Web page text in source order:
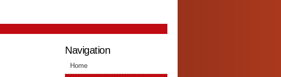
Navigation
Home